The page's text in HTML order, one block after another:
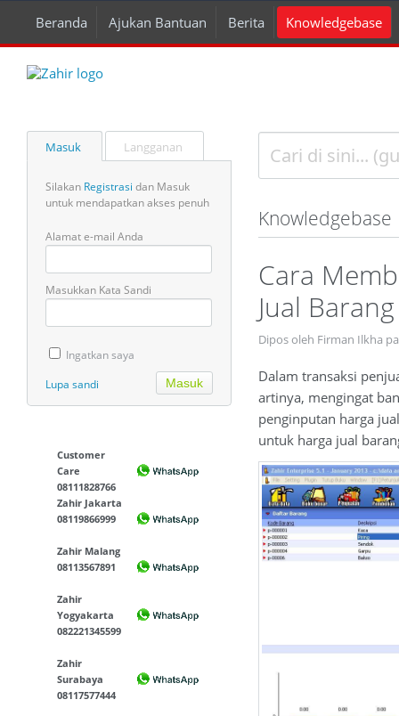
Beranda Ajukan Bantuan Berita Knowledgebase
Masuk Langganan
Silakan Registrasi dan Masuk
untuk mendapatkan akses penuh
Alamat e-mail Anda
Masukkan Kata Sandi
Ingatkan saya
Lupa sandi
Customer
Care
08111828766
Zahir Jakarta
08119866999
Zahir Malang
08113567891
Zahir
Yogyakarta
082221345599
Zahir
Surabaya
08117577444
Knowledgebase
Cara
Jual Barang
Dipos oleh Firman Ilkha
Dalam transaksi
artinya, mengingat
penginputan harga
untuk harga jual